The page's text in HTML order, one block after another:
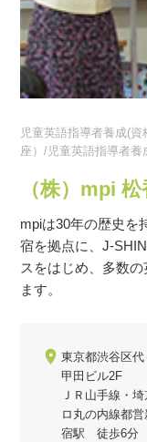
児童英語指導者養成(
座）/児童英語指導者養
（株）mpi
mpiは30年の歴史を
宿を拠点に、J-
スをはじめ、多数
ます。
東京都渋谷区代
甲田ビル2F
ＪＲ山手線・
ロ丸の内線都
宿駅 徒歩6分